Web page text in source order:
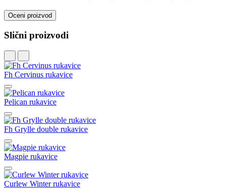
Oceni proizvod
Slični proizvodi
Fh Cervinus rukavice
Pelican rukavice
Fh Grylle double rukavice
Magpie rukavice
Curlew Winter rukavice